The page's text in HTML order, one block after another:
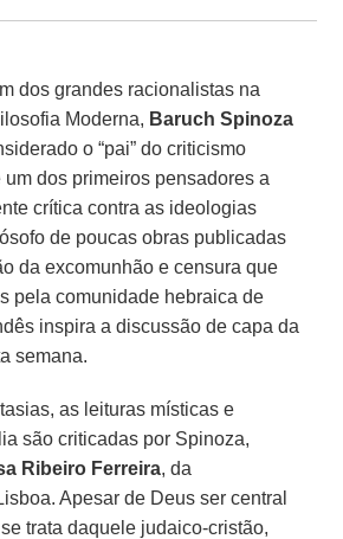
dos grandes racionalistas na
Moderna, Baruch Spinoza
o “pai” do criticismo
dos primeiros pensadores a
crítica contra as ideologias
de poucas obras publicadas
da excomunhão e censura que
pela comunidade hebraica de
inspira a discussão de capa da
semana.
as leituras místicas e
são criticadas por Spinoza,
Ribeiro Ferreira, da
Apesar de Deus ser central
trata daquele judaico-cristão,